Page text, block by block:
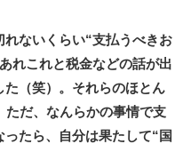
ないくらい“支払うべきお
れこれと税金などの話が出
（笑）。それらのほとん
ただ、なんらかの事情で支
たら、自分は果たして“国